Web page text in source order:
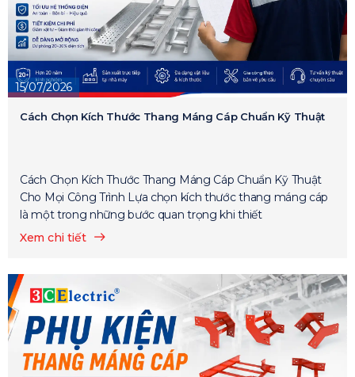
15/07/2026
Cách Chọn Kích Thước Thang Máng Cáp Chuẩn Kỹ Thuật
Cách Chọn Kích Thước Thang Máng Cáp Chuẩn Kỹ Thuật
Cho Mọi Công Trình Lựa chọn kích thước thang máng cáp
là một trong những bước quan trọng khi thiết
Xem chi tiết